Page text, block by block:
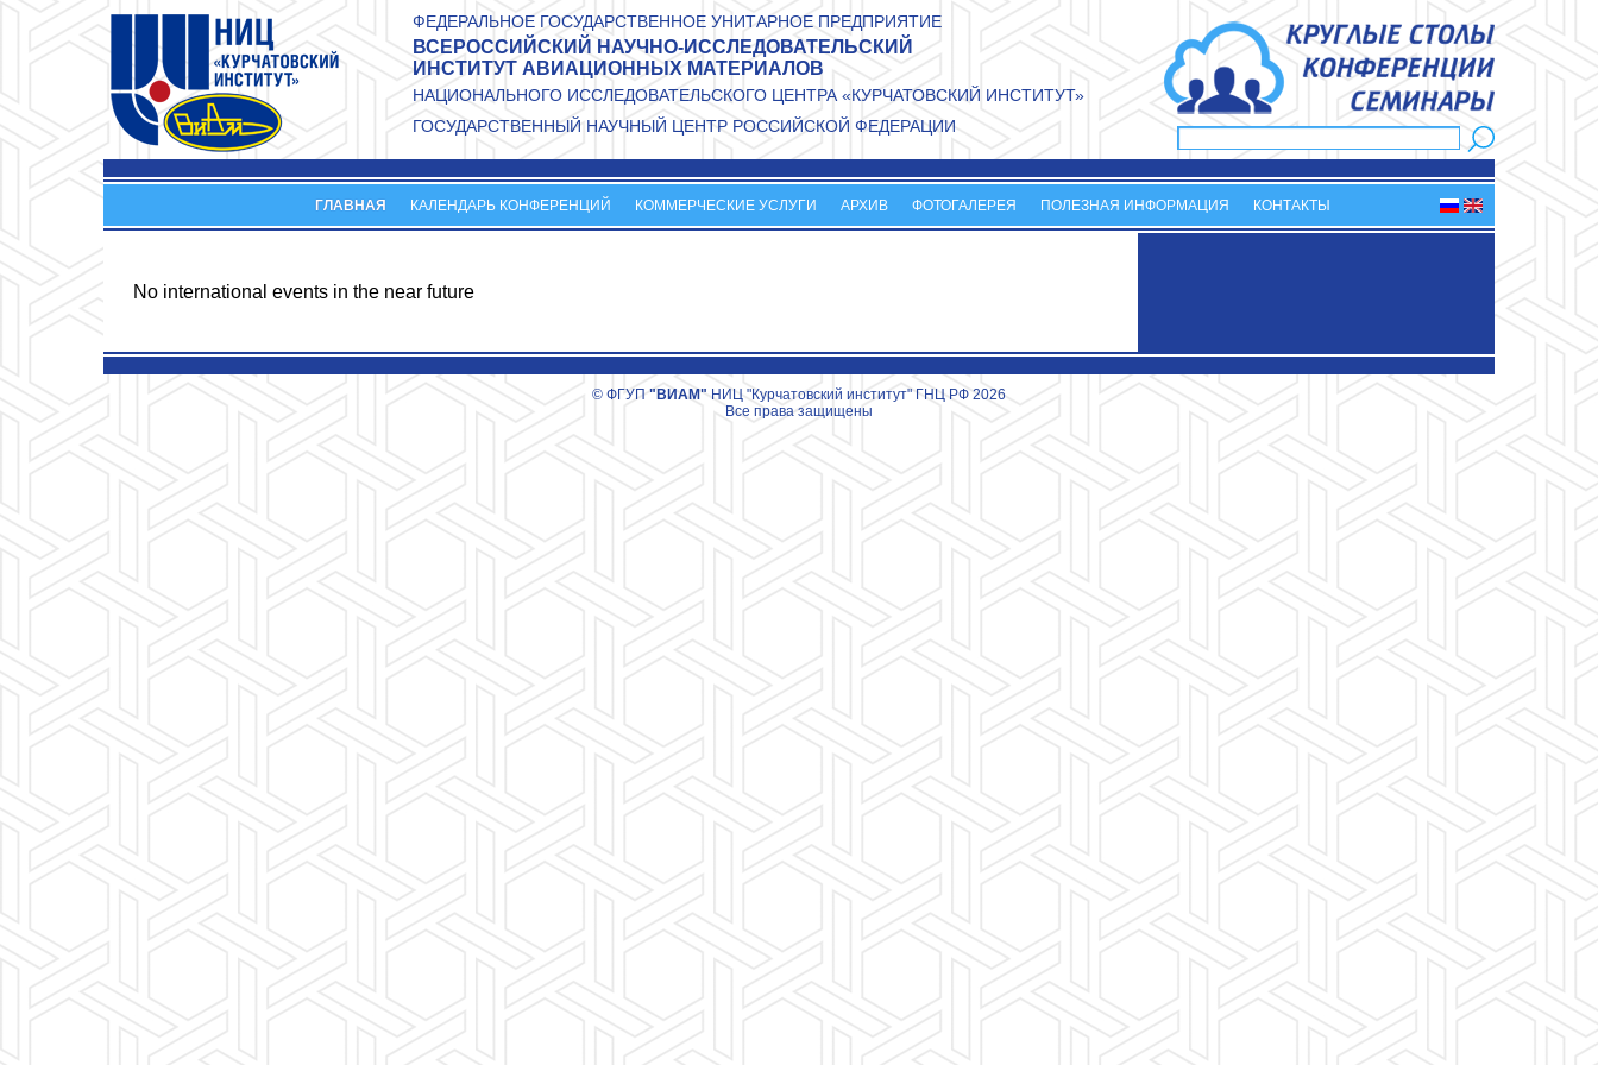
Перейти к основному содержанию
ФЕДЕРАЛЬНОЕ ГОСУДАРСТВЕННОЕ УНИТАРНОЕ ПРЕДПРИЯТИЕ
ВСЕРОССИЙСКИЙ НАУЧНО-ИССЛЕДОВАТЕЛЬСКИЙ
ИНСТИТУТ АВИАЦИОННЫХ МАТЕРИАЛОВ
НАЦИОНАЛЬНОГО ИССЛЕДОВАТЕЛЬСКОГО ЦЕНТРА «КУРЧАТОВСКИЙ ИНСТИТУТ»
ГОСУДАРСТВЕННЫЙ НАУЧНЫЙ ЦЕНТР РОССИЙСКОЙ ФЕДЕРАЦИИ
Форма поиска
ГЛАВНАЯ КАЛЕНДАРЬ КОНФЕРЕНЦИЙ КОММЕРЧЕСКИЕ УСЛУГИ АРХИВ ФОТОГАЛЕРЕЯ ПОЛЕЗНАЯ ИНФОРМАЦИЯ КОНТАКТЫ
No international events in the near future
© ФГУП "ВИАМ" НИЦ "Курчатовский институт" ГНЦ РФ 2026
Все права защищены